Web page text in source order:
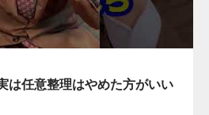
は任意整理はやめた方がいい